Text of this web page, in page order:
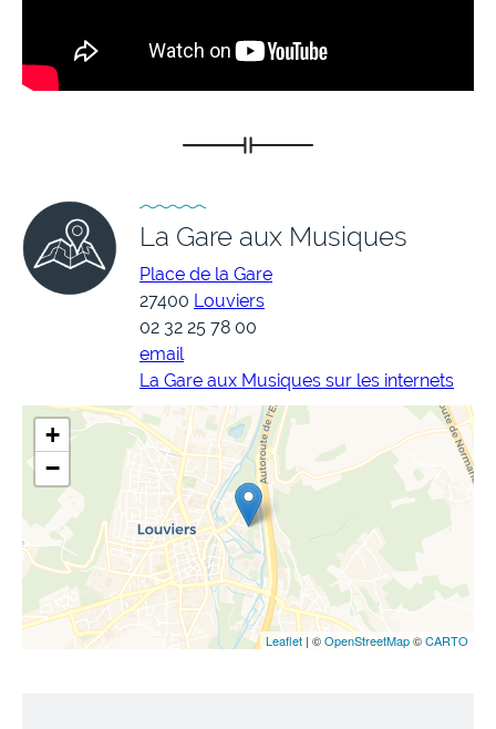
La Gare aux Musiques
Place de la Gare
27400 Louviers
02 32 25 78 00
email
La Gare aux Musiques sur les internets
+
−
Leaflet | ©OpenStreetMap©CARTO